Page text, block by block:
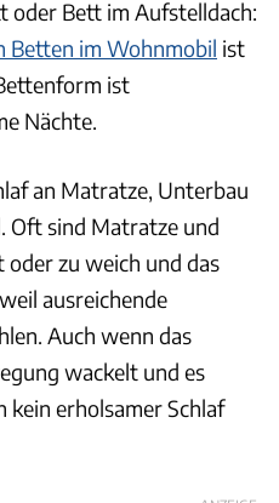
oder Bett im Aufstelldach:
Betten im Wohnmobil ist
ist
Nächte.
an Matratze, Unterbau
Oft sind Matratze und
zu weich und das
ausreichende
Auch wenn das
wackelt und es
erholsamer Schlaf